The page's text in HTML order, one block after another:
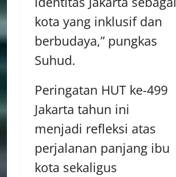
kota yang inklusif dan
berbudaya,” pungkas
Suhud.
Peringatan HUT ke-499
Jakarta tahun ini
menjadi refleksi atas
perjalanan panjang ibu
kota sekaligus